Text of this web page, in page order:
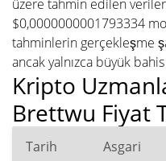
üzere tahmin edilen
$0,0000000001793334
tahminlerin gerçekleşme
ancak yalnızca büyük
Kripto
Brettwu Fiyat
Tarih Asgari